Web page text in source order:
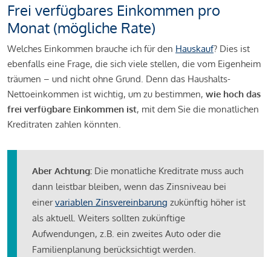
Frei verfügbares Einkommen pro
Monat (mögliche Rate)
Welches Einkommen brauche ich für den Hauskauf? Dies ist
ebenfalls eine Frage, die sich viele stellen, die vom Eigenheim
träumen – und nicht ohne Grund. Denn das Haushalts-
Nettoeinkommen ist wichtig, um zu bestimmen, wie hoch das
frei verfügbare Einkommen ist, mit dem Sie die monatlichen
Kreditraten zahlen könnten.
Aber Achtung: Die monatliche Kreditrate muss auch
dann leistbar bleiben, wenn das Zinsniveau bei
einervariablen Zinsvereinbarung zukünftig höher ist
als aktuell. Weiters sollten zukünftige
Aufwendungen, z.B. ein zweites Auto oder die
Familienplanung berücksichtigt werden.